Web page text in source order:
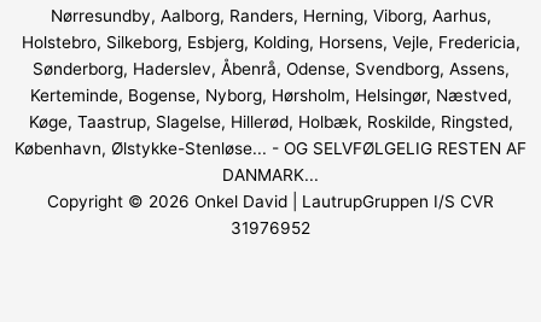
Nørresundby, Aalborg, Randers, Herning, Viborg, Aarhus,
Holstebro, Silkeborg, Esbjerg, Kolding, Horsens, Vejle, Fredericia,
Sønderborg, Haderslev, Åbenrå, Odense, Svendborg, Assens,
Kerteminde, Bogense, Nyborg, Hørsholm, Helsingør, Næstved,
Køge, Taastrup, Slagelse, Hillerød, Holbæk, Roskilde, Ringsted,
København, Ølstykke-Stenløse... - OG SELVFØLGELIG RESTEN AF
DANMARK...
Copyright © 2026 Onkel David | LautrupGruppen I/S CVR
31976952